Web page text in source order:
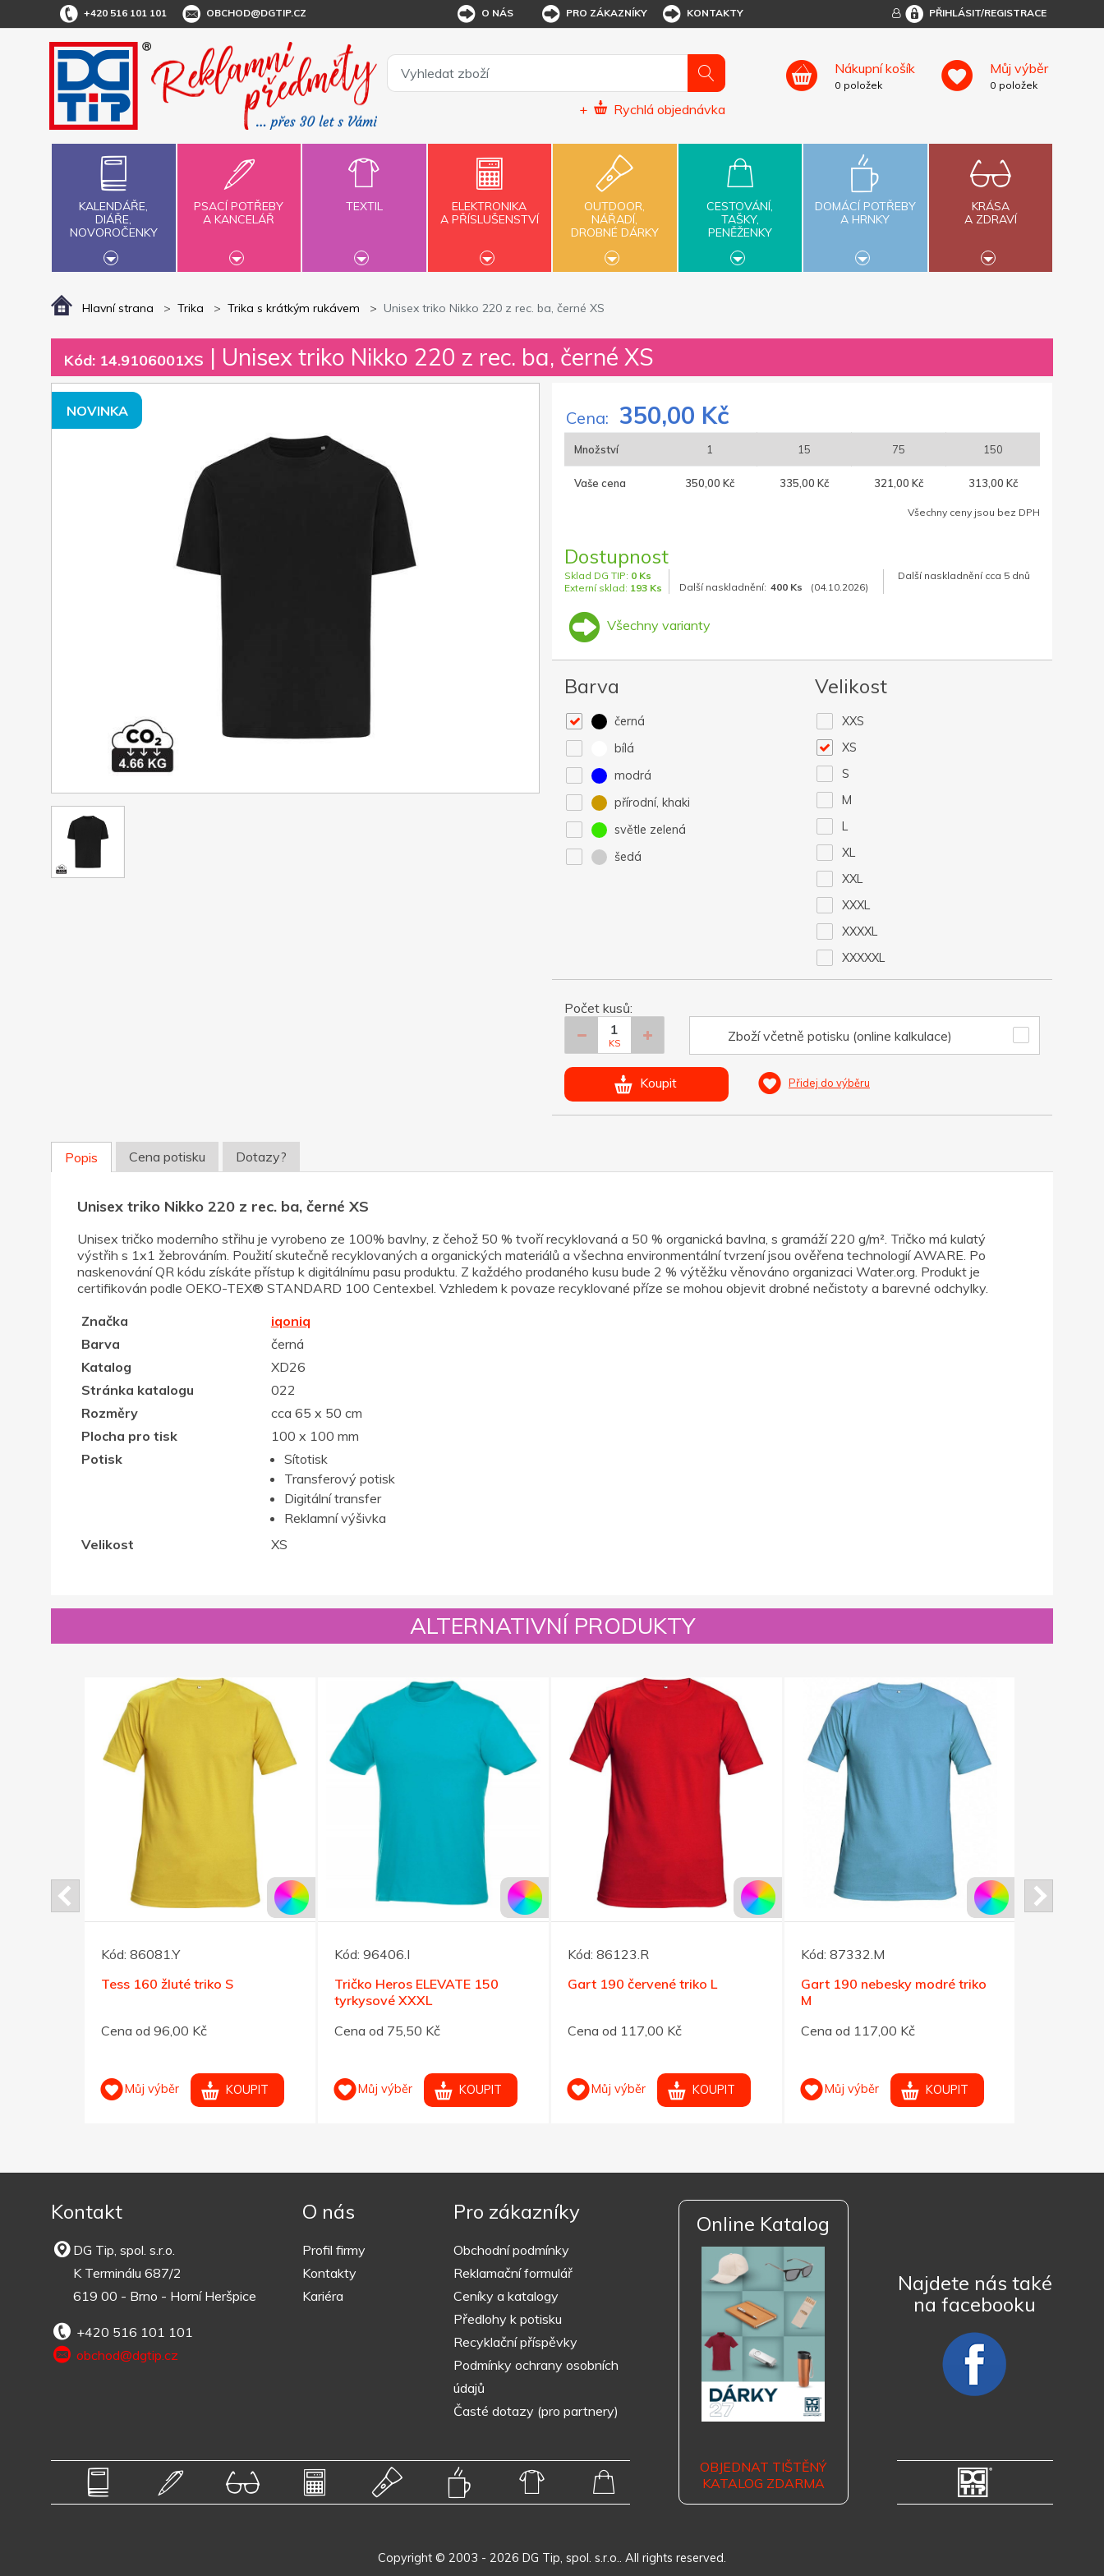
+420 516 101 101 OBCHOD@DGTIP.CZ O NÁS PRO ZÁKAZNÍKY KONTAKTY PŘIHLÁSIT/REGISTRACE
+ Rychlá objednávka
Nákupní košík
0 položek
Můj výběr
0 položek
KALENDÁŘE,
DIÁŘE,
NOVOROČENKY
PSACÍ POTŘEBY
A KANCELÁŘ
TEXTIL
ELEKTRONIKA
A PŘÍSLUŠENSTVÍ
OUTDOOR,
NÁŘADÍ,
DROBNÉ DÁRKY
CESTOVÁNÍ,
TAŠKY,
PENĚŽENKY
DOMÁCÍ POTŘEBY
A HRNKY
KRÁSA
A ZDRAVÍ
Hlavní strana Trika Trika s krátkým rukávem Unisex triko Nikko 220 z rec. ba, černé XS
Kód: 14.9106001XS | Unisex triko Nikko 220 z rec. ba, černé XS
NOVINKA Cena: 350,00 Kč
Množství 1 15 75 150
Vaše cena 350,00 Kč 335,00 Kč 321,00 Kč 313,00 Kč
Všechny ceny jsou bez DPH
Dostupnost
Sklad DG TIP: 0 Ks
Externí sklad: 193 Ks Další naskladnění: 400 Ks (04.10.2026)
Další naskladnění cca 5 dnů
Všechny varianty
Barva
černá
bílá
modrá
přírodní, khaki
světle zelená
šedá
Velikost
XXS
XS
S
M
L
XL
XXL
XXXL
XXXXL
XXXXXL
Počet kusů:
KS Zboží včetně potisku (online kalkulace)
Koupit Přidej do výběru
Popis Cena potisku Dotazy?
Unisex triko Nikko 220 z rec. ba, černé XS
Unisex tričko moderního střihu je vyrobeno ze 100% bavlny, z čehož 50 % tvoří recyklovaná a 50 % organická bavlna, s gramáží 220 g/m². Tričko má kulatý
výstřih s 1x1 žebrováním. Použití skutečně recyklovaných a organických materiálů a všechna environmentální tvrzení jsou ověřena technologií AWARE. Po
naskenování QR kódu získáte přístup k digitálnímu pasu produktu. Z každého prodaného kusu bude 2 % výtěžku věnováno organizaci Water.org. Produkt je
certifikován podle OEKO-TEX® STANDARD 100 Centexbel. Vzhledem k povaze recyklované příze se mohou objevit drobné nečistoty a barevné odchylky.
Značka
iqoniq
Barva
černá
Katalog
XD26
Stránka katalogu
022
Rozměry
cca 65 x 50 cm
Plocha pro tisk
100 x 100 mm
Potisk
Sítotisk
Transferový potisk
Digitální transfer
Reklamní výšivka
Velikost
XS
ALTERNATIVNÍ PRODUKTY
Kód: 86081.Y
Tess 160 žluté triko S
Cena od 96,00 Kč
Můj výběr KOUPIT
Kód: 96406.I
Tričko Heros ELEVATE 150
tyrkysové XXXL
Cena od 75,50 Kč
Můj výběr KOUPIT
Kód: 86123.R
Gart 190 červené triko L
Cena od 117,00 Kč
Můj výběr KOUPIT
Kód: 87332.M
Gart 190 nebesky modré triko
M
Cena od 117,00 Kč
Můj výběr KOUPIT
Kontakt
DG Tip, spol. s.r.o.
K Terminálu 687/2
619 00 - Brno - Horní Heršpice
+420 516 101 101
obchod@dgtip.cz
O nás
Profil firmy
Kontakty
Kariéra
Pro zákazníky
Obchodní podmínky
Reklamační formulář
Ceníky a katalogy
Předlohy k potisku
Recyklační příspěvky
Podmínky ochrany osobních
údajů
Časté dotazy (pro partnery)
Online Katalog
OBJEDNAT TIŠTĚNÝ
KATALOG ZDARMA
Najdete nás také
na facebooku
Copyright © 2003 - 2026 DG Tip, spol. s.r.o.. All rights reserved.